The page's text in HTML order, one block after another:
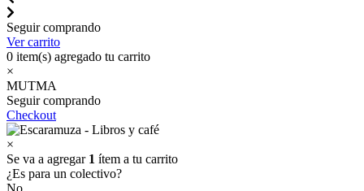
Seguir comprando
Ver carrito
0 item(s) agregado tu carrito
×
MUTMA
Seguir comprando
Checkout
×
Se va a agregar 1 ítem a tu carrito
¿Es para un colectivo?
No